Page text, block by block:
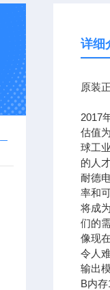
详细
原装
2017
估值
球工
的人
耐德
率和
将成
们的
像现
令人
输出
B内